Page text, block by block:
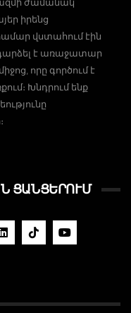
ժամանակ
իրենց
վստահում էին
դարձել է առաջատար
որը գործում է
Խնդրում ենք
ՑԱՆՑԵՐՈՒՄ